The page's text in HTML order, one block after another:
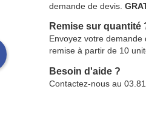
demande de devis.
Remise sur quantité
Envoyez votre
remise à partir de 10
Besoin d'aide ?
Contactez-nous au